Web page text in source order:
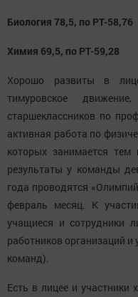
Биология 78,5, по РТ-58,76
Химия 69,5, по РТ-59,28
Хорошо развиты в
тимуровское
старшеклассников по
активная работа по
которых занимается
результаты у команды
года проводятся
февраль месяц. К
учащиеся и сотрудники
работников организаций и
команд).
Есть в лицее и участники